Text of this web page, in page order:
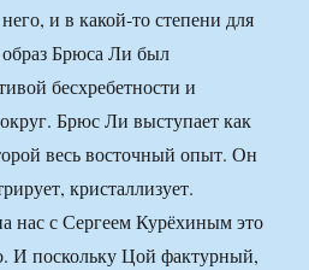
и в какой-то степени для
Брюса Ли был
бесхребетности и
Брюс Ли выступает как
весь восточный опыт. Он
кристаллизует.
нас с Сергеем Курёхиным это
И поскольку Цой фактурный,